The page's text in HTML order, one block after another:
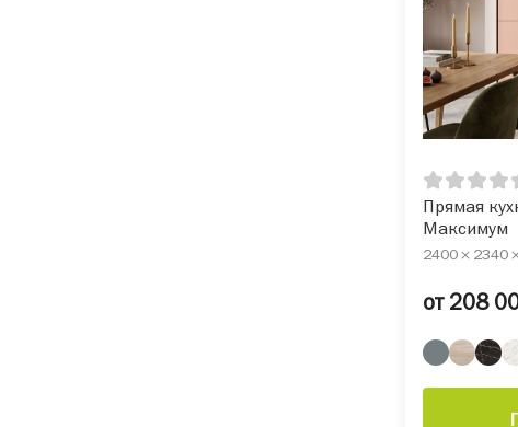
Прямая
Максимум
2400 × 2340
от 208